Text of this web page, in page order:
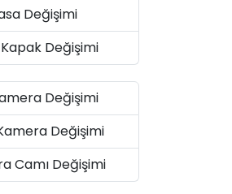
Değişimi
Değişimi
Değişimi
Değişimi
Camı Değişimi